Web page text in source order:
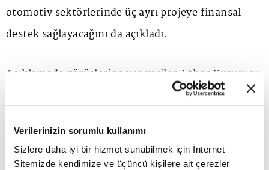
Verilerinizin sorumlu kullanımı
Sizlere daha iyi bir hizmet sunabilmek için İnternet
Sitemizde kendimize ve üçüncü kişilere ait çerezler
otomotiv sektörlerinde üç ayrı projeye finansal
destek sağlayacağını da açıkladı.
Açıklamada görüşlerine yer verilen Ethos Kurucusu
ve CEO'su economist Carlos Santos "Bugüne dek
Rem People ve HGI gibi şirketlere sağladığımız
proje finansmanı desteğini önümüzdeki dönemde